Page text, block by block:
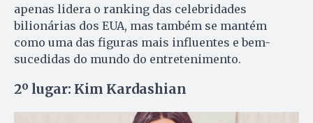
apenas lidera o ranking das celebridades
bilionárias dos EUA, mas também se mantém
como uma das figuras mais influentes e bem-
sucedidas do mundo do entretenimento.
2º lugar: Kim Kardashian